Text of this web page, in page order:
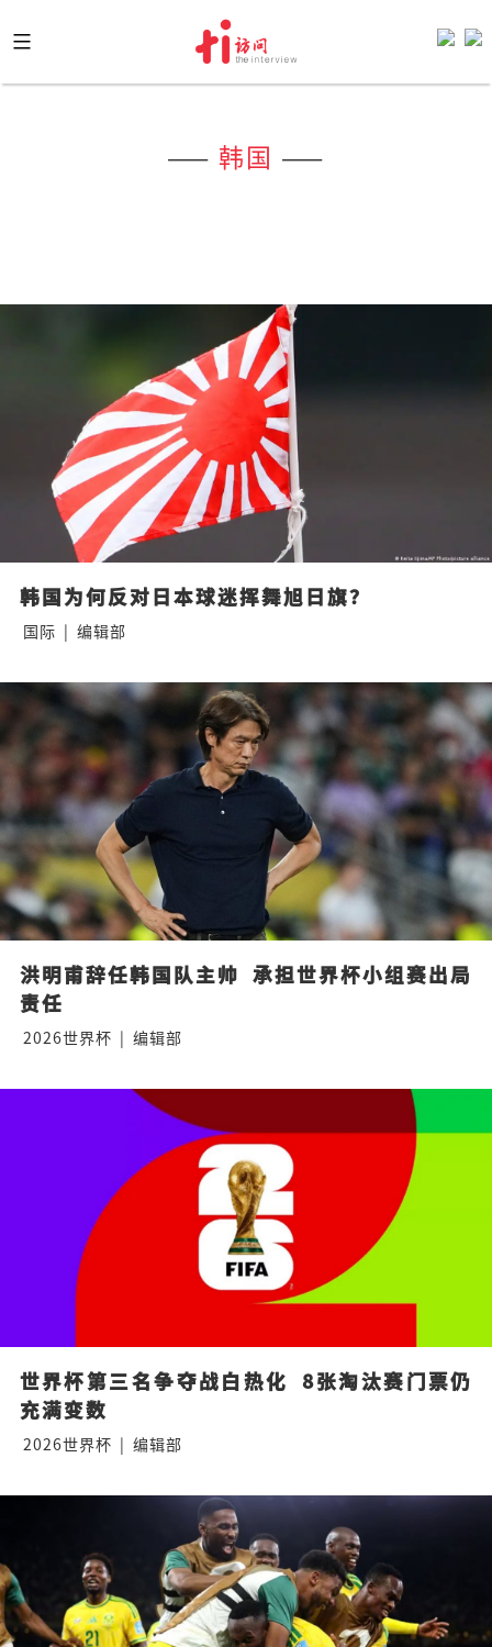
to
content
—— 韩国 ——
韩国为何反对日本球迷挥舞旭日旗？
国际 | 编辑部
洪明甫辞任韩国队主帅  承担世界杯小组赛出局
责任
2026世界杯 | 编辑部
世界杯第三名争夺战白热化  8张淘汰赛门票仍
充满变数
2026世界杯 | 编辑部